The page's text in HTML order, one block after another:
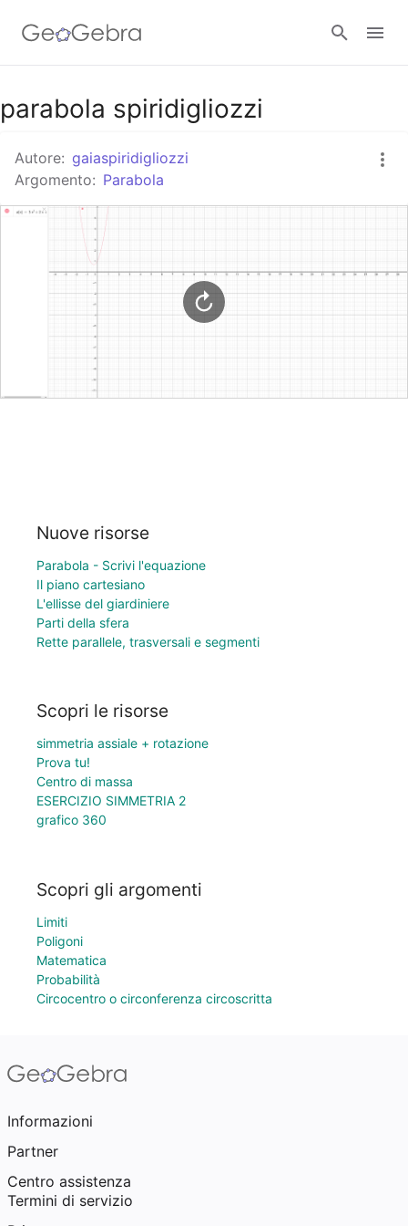
Google Classroom
GeoGebra Classroom
parabola spiridigliozzi
Autore: gaiaspiridigliozzi
Argomento: Parabola
Nuove risorse
Parabola - Scrivi l'equazione
Il piano cartesiano
L'ellisse del giardiniere
Parti della sfera
Rette parallele, trasversali e segmenti
Scopri le risorse
simmetria assiale + rotazione
Prova tu!
Centro di massa
ESERCIZIO SIMMETRIA 2
grafico 360
Scopri gli argomenti
Limiti
Poligoni
Matematica
Probabilità
Circocentro o circonferenza circoscritta
Informazioni
Partner
Centro assistenza
Termini di servizio